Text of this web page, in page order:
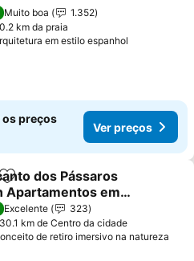
Muito boa
1.352
km da praia
em estilo espanhol
os preços
Ver preços
Adicionar aos favoritos
dos Pássaros
Apartamentos em
de Natureza
Excelente
323
km de Centro da cidade
de retiro imersivo na natureza